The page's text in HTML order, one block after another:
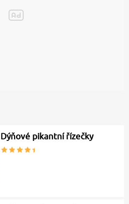
Dýňové pikantní řízečky